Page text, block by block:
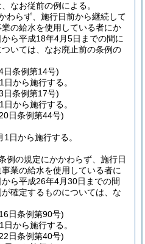
なお従前の例による。
わらず、施行日前から継続して
の給水を使用している者にか
ら平成18年4月5日までの間に
いては、なお廃止前の条例の
日条例第14号)
から施行する。
日条例第17号)
から施行する。
日条例第44号)
日から施行する。
例の規定にかかわらず、施行日
業の給水を使用している者に
ら平成26年4月30日までの間
確定するものについては、な
日条例第90号)
から施行する。
日条例第40号)